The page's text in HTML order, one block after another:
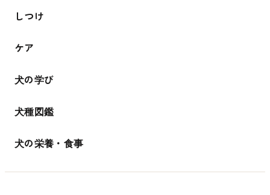
しつけ
ケア
犬の学び
犬種図鑑
犬の栄養・食事